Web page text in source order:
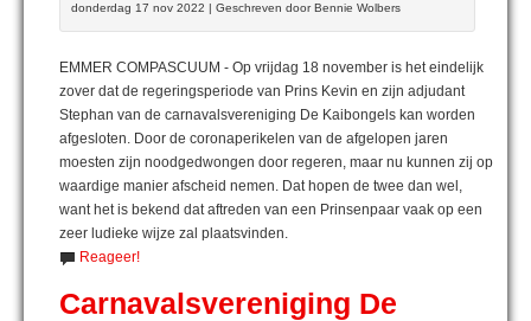
donderdag 17 nov 2022 | Geschreven door Bennie Wolbers
EMMER COMPASCUUM - Op vrijdag 18 november is het eindelijk
zover dat de regeringsperiode van Prins Kevin en zijn adjudant
Stephan van de carnavalsvereniging De Kaibongels kan worden
afgesloten. Door de coronaperikelen van de afgelopen jaren
moesten zijn noodgedwongen door regeren, maar nu kunnen zij op
waardige manier afscheid nemen. Dat hopen de twee dan wel,
want het is bekend dat aftreden van een Prinsenpaar vaak op een
zeer ludieke wijze zal plaatsvinden.
Reageer!
Carnavalsvereniging De